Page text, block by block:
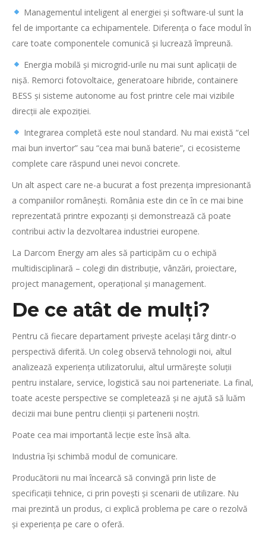
Managementul inteligent al energiei și software-ul sunt la
fel de importante ca echipamentele. Diferența o face modul în
care toate componentele comunică și lucrează împreună.
Energia mobilă și microgrid-urile nu mai sunt aplicații de
nișă. Remorci fotovoltaice, generatoare hibride, containere
BESS și sisteme autonome au fost printre cele mai vizibile
direcții ale expoziției.
Integrarea completă este noul standard. Nu mai există “cel
mai bun invertor” sau “cea mai bună baterie”, ci ecosisteme
complete care răspund unei nevoi concrete.
Un alt aspect care ne-a bucurat a fost prezența impresionantă
a companiilor românești. România este din ce în ce mai bine
reprezentată printre expozanți și demonstrează că poate
contribui activ la dezvoltarea industriei europene.
La Darcom Energy am ales să participăm cu o echipă
multidisciplinară – colegi din distribuție, vânzări, proiectare,
project management, operațional și management.
De ce atât de mulți?
Pentru că fiecare departament privește același târg dintr-o
perspectivă diferită. Un coleg observă tehnologii noi, altul
analizează experiența utilizatorului, altul urmărește soluții
pentru instalare, service, logistică sau noi parteneriate. La final,
toate aceste perspective se completează și ne ajută să luăm
decizii mai bune pentru clienții și partenerii noștri.
Poate cea mai importantă lecție este însă alta.
Industria își schimbă modul de comunicare.
Producătorii nu mai încearcă să convingă prin liste de
specificații tehnice, ci prin povești și scenarii de utilizare. Nu
mai prezintă un produs, ci explică problema pe care o rezolvă
și experiența pe care o oferă.